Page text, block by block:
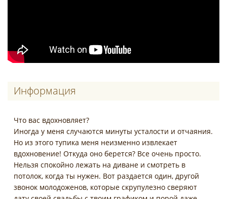
Информация
Что вас вдохновляет?
Иногда у меня случаются минуты усталости и отчаяния.
Но из этого тупика меня неизменно извлекает
вдохновение! Откуда оно берется? Все очень просто.
Нельзя спокойно лежать на диване и смотреть в
потолок, когда ты нужен. Вот раздается один, другой
звонок молодоженов, которые скрупулезно сверяют